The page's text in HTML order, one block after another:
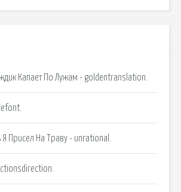
Капает По Лужам - goldentranslation.
Присел На Траву - unrational.